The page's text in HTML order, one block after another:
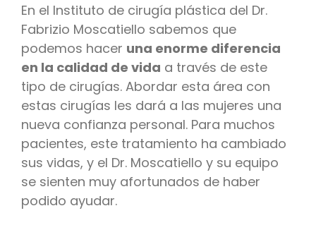
En el Instituto de cirugía plástica del Dr.
Fabrizio Moscatiello sabemos que
podemos hacer una enorme diferencia
en la calidad de vida a través de este
tipo de cirugías. Abordar esta área con
estas cirugías les dará a las mujeres una
nueva confianza personal. Para muchos
pacientes, este tratamiento ha cambiado
sus vidas, y el Dr. Moscatiello y su equipo
se sienten muy afortunados de haber
podido ayudar.